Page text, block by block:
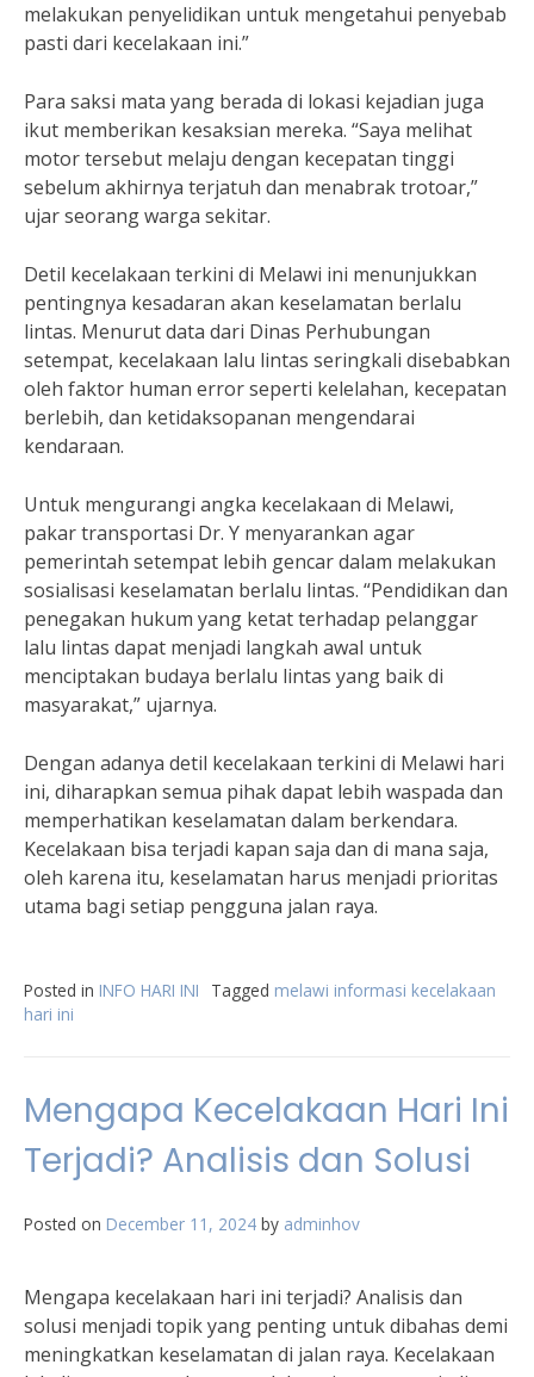
melakukan penyelidikan untuk mengetahui penyebab
pasti dari kecelakaan ini.”
Para saksi mata yang berada di lokasi kejadian juga
ikut memberikan kesaksian mereka. “Saya melihat
motor tersebut melaju dengan kecepatan tinggi
sebelum akhirnya terjatuh dan menabrak trotoar,”
ujar seorang warga sekitar.
Detil kecelakaan terkini di Melawi ini menunjukkan
pentingnya kesadaran akan keselamatan berlalu
lintas. Menurut data dari Dinas Perhubungan
setempat, kecelakaan lalu lintas seringkali disebabkan
oleh faktor human error seperti kelelahan, kecepatan
berlebih, dan ketidaksopanan mengendarai
kendaraan.
Untuk mengurangi angka kecelakaan di Melawi,
pakar transportasi Dr. Y menyarankan agar
pemerintah setempat lebih gencar dalam melakukan
sosialisasi keselamatan berlalu lintas. “Pendidikan dan
penegakan hukum yang ketat terhadap pelanggar
lalu lintas dapat menjadi langkah awal untuk
menciptakan budaya berlalu lintas yang baik di
masyarakat,” ujarnya.
Dengan adanya detil kecelakaan terkini di Melawi hari
ini, diharapkan semua pihak dapat lebih waspada dan
memperhatikan keselamatan dalam berkendara.
Kecelakaan bisa terjadi kapan saja dan di mana saja,
oleh karena itu, keselamatan harus menjadi prioritas
utama bagi setiap pengguna jalan raya.
Posted in INFO HARI INI Tagged melawi informasi kecelakaan
hari ini
Mengapa Kecelakaan Hari Ini
Terjadi? Analisis dan Solusi
Posted on December 11, 2024 by adminhov
Mengapa kecelakaan hari ini terjadi? Analisis dan
solusi menjadi topik yang penting untuk dibahas demi
meningkatkan keselamatan di jalan raya. Kecelakaan